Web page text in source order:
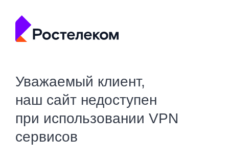
Уважаемый клиент,
наш сайт недоступен
при использовании VPN
сервисов